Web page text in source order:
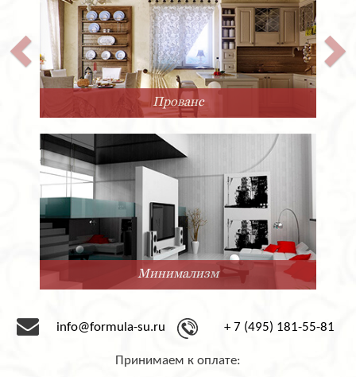
Прованс
Минимализм
info@formula-su.ru + 7 (495) 181-55-81
Принимаем к оплате: